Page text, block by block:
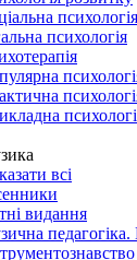
психологія
психологія
всі
видання
педагогіка.